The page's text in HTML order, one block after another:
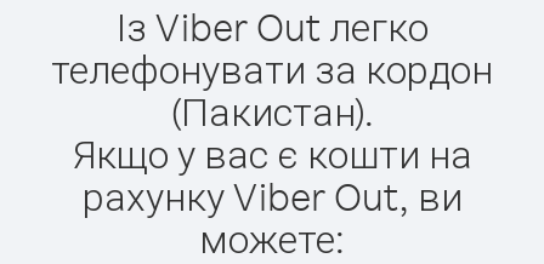
Із Viber Out легко
телефонувати за кордон
(Пакистан).
Якщо у вас є кошти на
рахунку Viber Out, ви
можете: